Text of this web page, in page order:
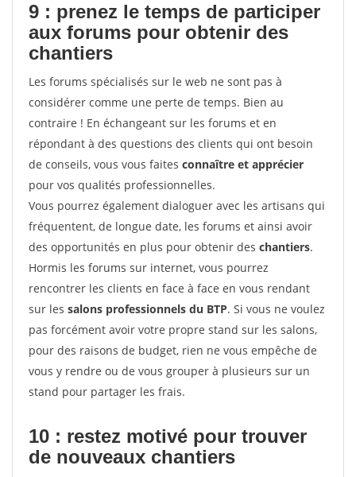
9 : prenez le temps de participer
aux forums pour obtenir des
chantiers
Les forums spécialisés sur le web ne sont pas à
considérer comme une perte de temps. Bien au
contraire ! En échangeant sur les forums et en
répondant à des questions des clients qui ont besoin
de conseils, vous vous faites connaître et apprécier
pour vos qualités professionnelles.
Vous pourrez également dialoguer avec les artisans qui
fréquentent, de longue date, les forums et ainsi avoir
des opportunités en plus pour obtenir des chantiers.
Hormis les forums sur internet, vous pourrez
rencontrer les clients en face à face en vous rendant
sur les salons professionnels du BTP. Si vous ne voulez
pas forcément avoir votre propre stand sur les salons,
pour des raisons de budget, rien ne vous empêche de
vous y rendre ou de vous grouper à plusieurs sur un
stand pour partager les frais.
10 : restez motivé pour trouver
de nouveaux chantiers